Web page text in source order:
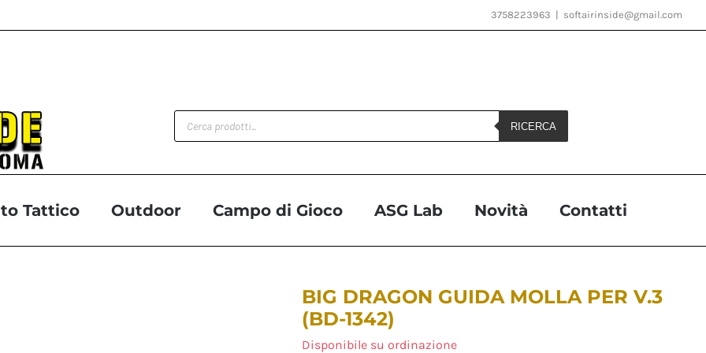
3758223963 softairinside@gmail.com
Products
search
RICERCA
Tattico Outdoor Campo di Gioco ASG Lab Novità Contatti
BIG DRAGON GUIDA MOLLA PER V.3
(BD-1342)
Disponibile su ordinazione